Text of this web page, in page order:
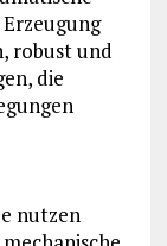
robust und
die
nutzen